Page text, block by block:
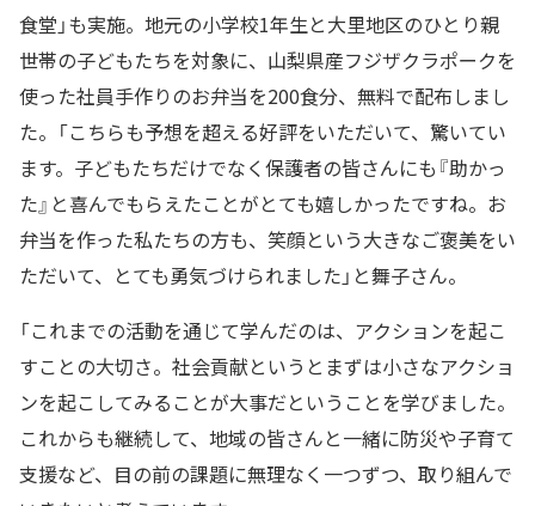
食堂」も実施。地元の小学校1年生と大里地区のひとり親
世帯の子どもたちを対象に、山梨県産フジザクラポークを
使った社員手作りのお弁当を200食分、無料で配布しまし
た。「こちらも予想を超える好評をいただいて、驚いてい
ます。子どもたちだけでなく保護者の皆さんにも『助かっ
た』と喜んでもらえたことがとても嬉しかったですね。お
弁当を作った私たちの方も、笑顔という大きなご褒美をい
ただいて、とても勇気づけられました」と舞子さん。
「これまでの活動を通じて学んだのは、アクションを起こ
すことの大切さ。社会貢献というとまずは小さなアクショ
ンを起こしてみることが大事だということを学びました。
これからも継続して、地域の皆さんと一緒に防災や子育て
支援など、目の前の課題に無理なく一つずつ、取り組んで